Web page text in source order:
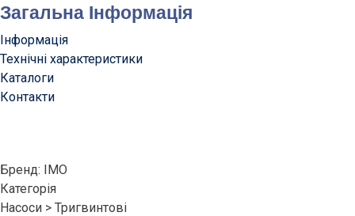
Загальна Інформація
Інформація
Технічні характеристики
Каталоги
Контакти
Бренд: IMO
Категорія
Насоси > Тригвинтові